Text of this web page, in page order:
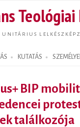
KUTATÁS
BIP
találkozója